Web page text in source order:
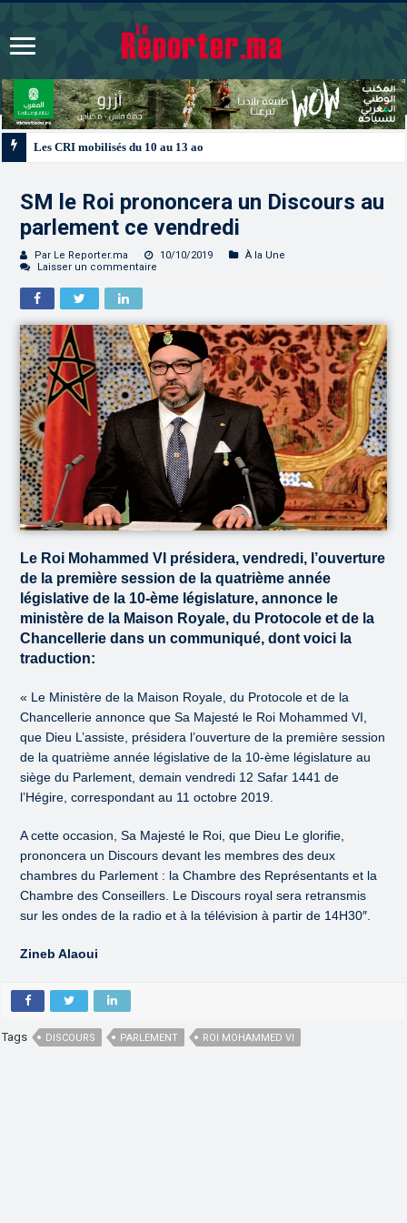
SM le Roi prononcera un Discours au
parlement ce vendredi
Par Le Reporter.ma 10/10/2019
À la Une
Laisser un commentaire
Le Roi Mohammed VI présidera, vendredi, l’ouverture
de la première session de la quatrième année
législative de la 10-ème législature, annonce le
ministère de la Maison Royale, du Protocole et de la
Chancellerie dans un communiqué, dont voici la
traduction:
« Le Ministère de la Maison Royale, du Protocole et de la
Chancellerie annonce que Sa Majesté le Roi Mohammed VI,
que Dieu L’assiste, présidera l’ouverture de la première session
de la quatrième année législative de la 10-ème législature au
siège du Parlement, demain vendredi 12 Safar 1441 de
l’Hégire, correspondant au 11 octobre 2019.
A cette occasion, Sa Majesté le Roi, que Dieu Le glorifie,
prononcera un Discours devant les membres des deux
chambres du Parlement : la Chambre des Représentants et la
Chambre des Conseillers. Le Discours royal sera retransmis
sur les ondes de la radio et à la télévision à partir de 14H30″.
Zineb Alaoui
Tags DISCOURS PARLEMENT ROI MOHAMMED VI